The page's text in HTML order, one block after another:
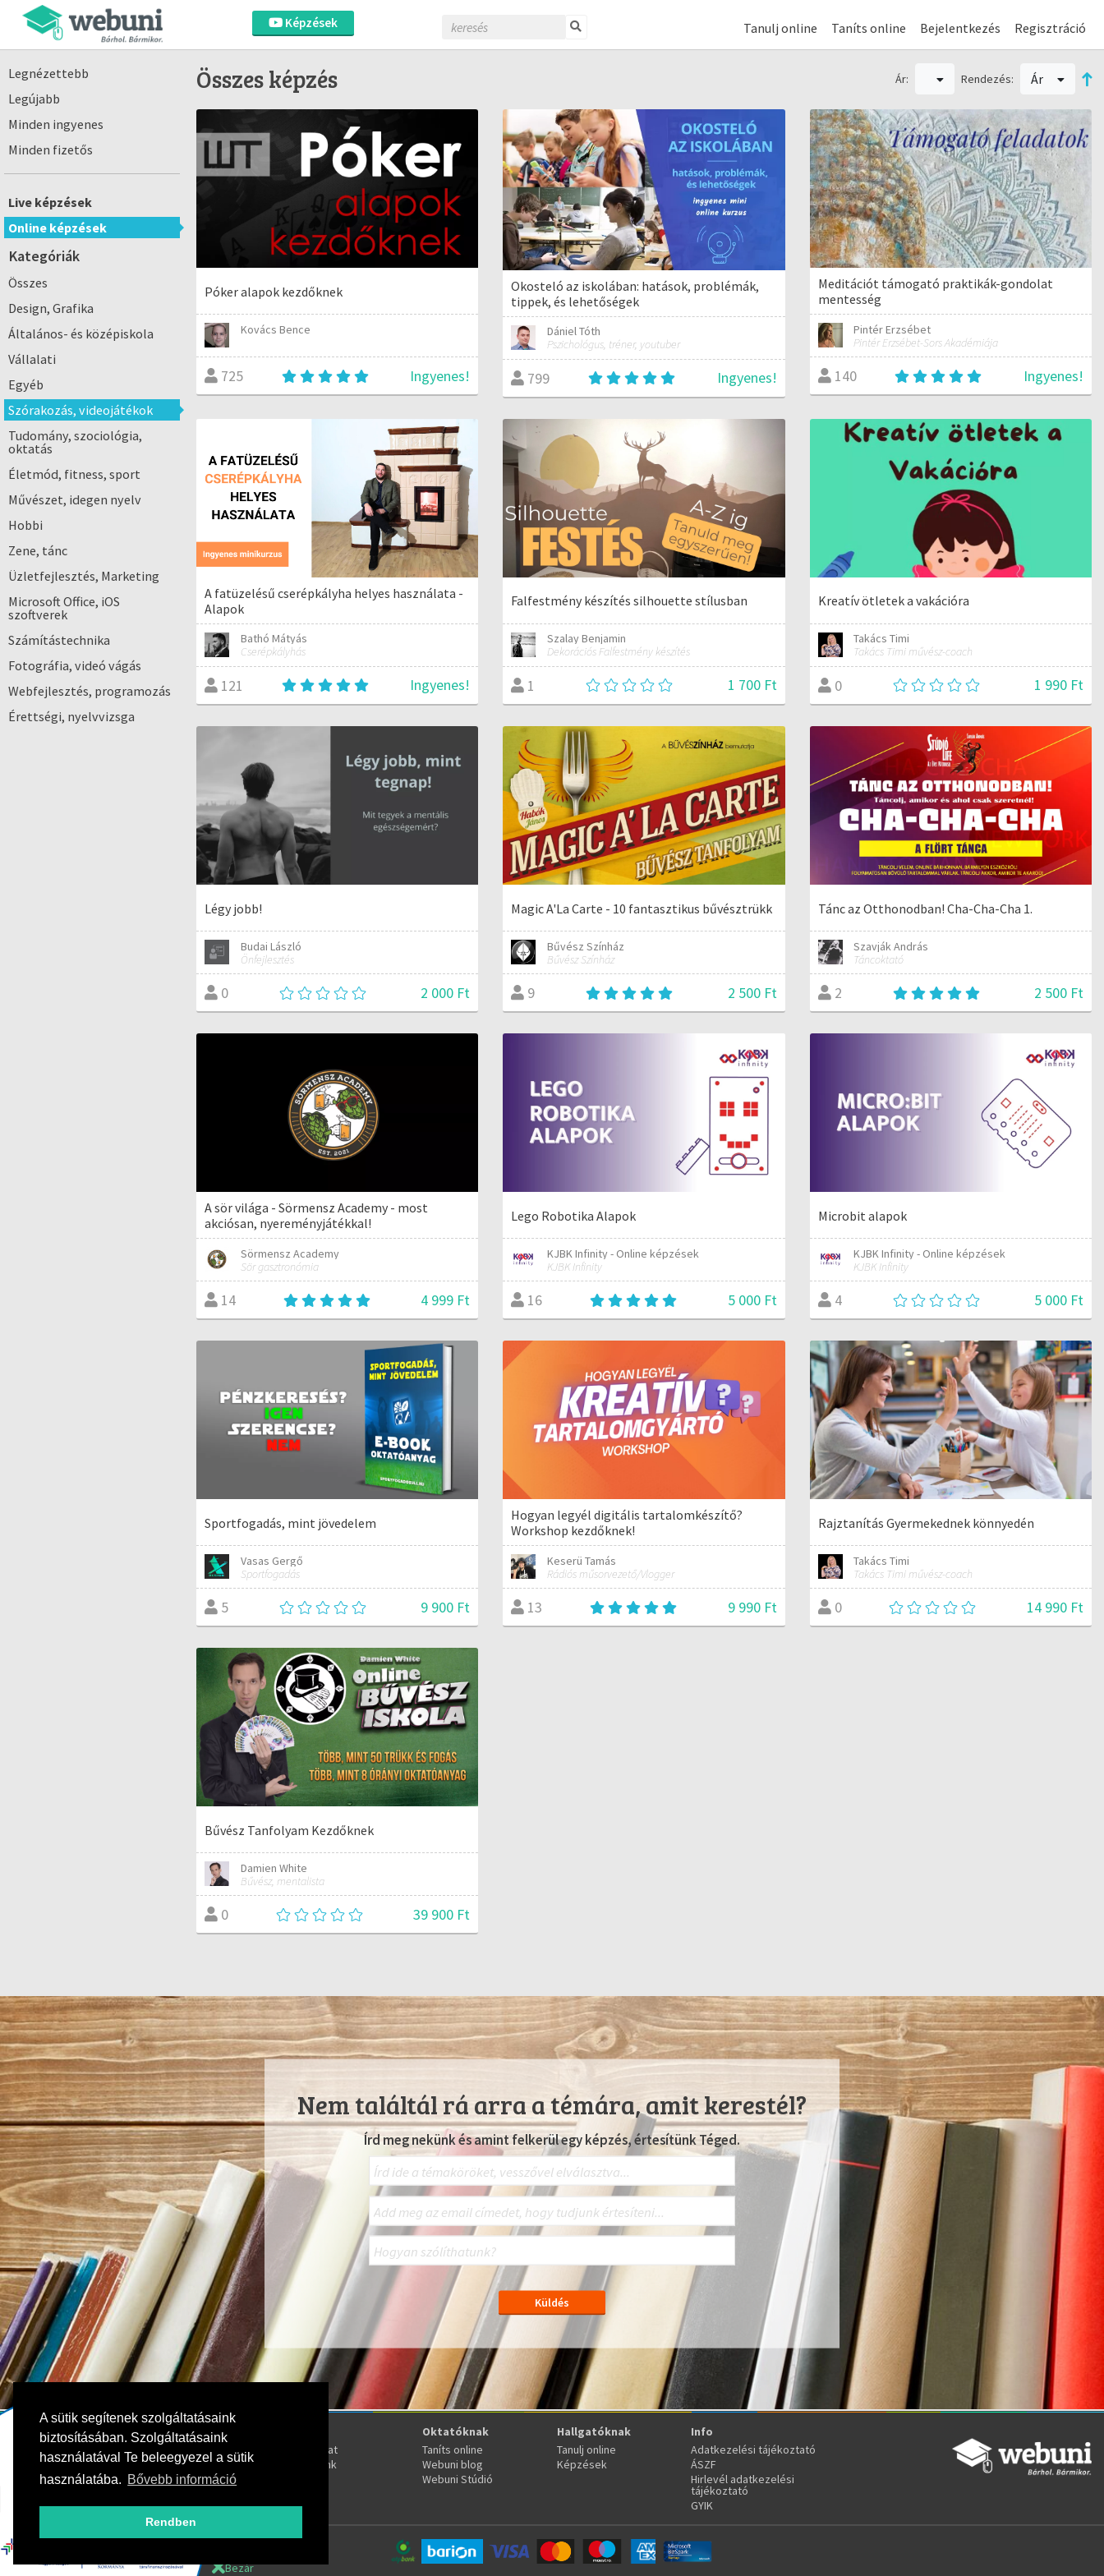
A sütik segítenek szolgáltatásaink
biztosításában. Szolgáltatásaink
használatával Te beleegyezel a sütik
használatába. Bővebb információ
Rendben
Képzések Tanulj online Taníts online Bejelentkezés Regisztráció
Legnézettebb
Legújabb
Minden ingyenes
Minden fizetős
Live képzések
Online képzések
Kategóriák
Összes
Design, Grafika
Általános- és középiskola
Vállalati
Egyéb
Szórakozás, videojátékok
Tudomány, szociológia,
oktatás
Életmód, fitness, sport
Művészet, idegen nyelv
Hobbi
Zene, tánc
Üzletfejlesztés, Marketing
Microsoft Office, iOS
szoftverek
Számítástechnika
Fotográfia, videó vágás
Webfejlesztés, programozás
Érettségi, nyelvvizsga
Összes képzés Ár: Rendezés: Ár
Póker alapok kezdőknek
Kovács Bence
725 Ingyenes!
Okosteló az iskolában: hatások, problémák,
tippek, és lehetőségek
Dániel Tóth
Pszichológus, tréner, youtuber
799 Ingyenes!
Meditációt támogató praktikák-gondolat
mentesség
Pintér Erzsébet
Pintér Erzsébet-Sors Akadémiája
140 Ingyenes!
A fatüzelésű cserépkályha helyes használata -
Alapok
Bathó Mátyás
Cserépkályhás
121 Ingyenes!
Falfestmény készítés silhouette stílusban
Szalay Benjamin
Dekorációs Falfestmény készítés
1 1 700 Ft
Kreatív ötletek a vakációra
Takács Timi
Takács Timi művész-coach
0 1 990 Ft
Légy jobb!
Budai László
Önfejlesztés
0 2 000 Ft
Magic A'La Carte - 10 fantasztikus bűvésztrükk
Bűvész Színház
Bűvész Színház
9 2 500 Ft
Tánc az Otthonodban! Cha-Cha-Cha 1.
Szavják András
Táncoktató
2 2 500 Ft
A sör világa - Sörmensz Academy - most
akciósan, nyereményjátékkal!
Sörmensz Academy
Sör gasztronómia
14 4 999 Ft
Lego Robotika Alapok
KJBK Infinity - Online képzések
KJBK Infinity
16 5 000 Ft
Microbit alapok
KJBK Infinity - Online képzések
KJBK Infinity
4 5 000 Ft
Sportfogadás, mint jövedelem
Vasas Gergő
Sportfogadás
5 9 900 Ft
Hogyan legyél digitális tartalomkészítő?
Workshop kezdőknek!
Keserü Tamás
Rádiós műsorvezető/Vlogger
13 9 990 Ft
Rajztanítás Gyermekednek könnyedén
Takács Timi
Takács Timi művész-coach
0 14 990 Ft
Bűvész Tanfolyam Kezdőknek
Damien White
Bűvész, mentalista
0 39 900 Ft
Bezár
Nem találtál rá arra a témára, amit kerestél?
Írd meg nekünk és amint felkerül egy képzés, értesítünk Téged.
Kövess bennünket!
Kapcsolat
Oktatóink
Oktatóknak
Taníts online
Webuni blog
Webuni Stúdió
Hallgatóknak
Tanulj online
Képzések
Info
Adatkezelési tájékoztató
ÁSZF
Hirlevél adatkezelési
tájékoztató
GYIK